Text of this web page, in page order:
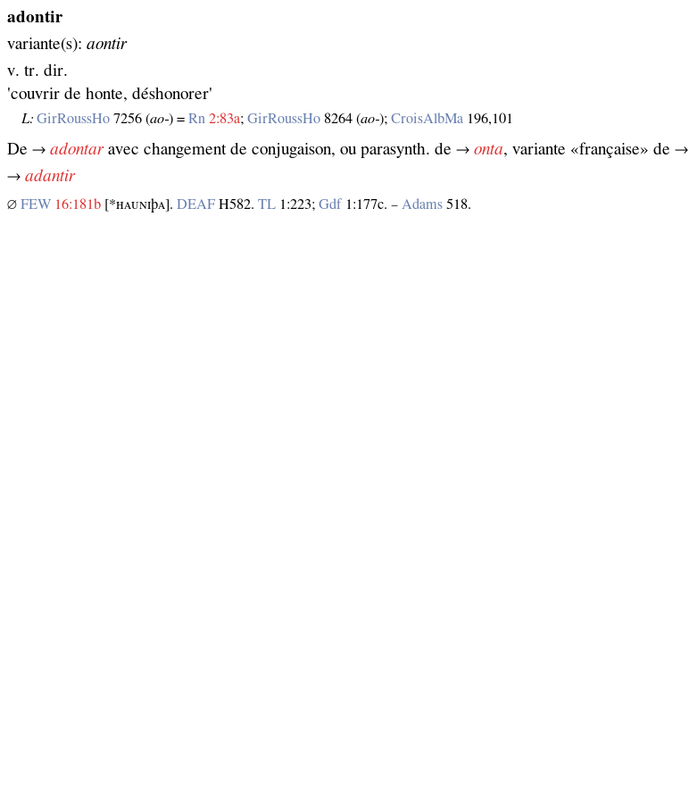
adontir
variante(s): aontir
v. tr. dir.
'couvrir de honte, déshonorer'
L: GirRoussHo 7256 (ao‑) =Rn 2:83a;GirRoussHo 8264 (ao‑);CroisAlbMa 196,101
De → adontaravec changement de conjugaison, ou parasynth. de → onta, variante «française» de →
→ adantir
∅ FEW 16:181b [*ʜᴀᴜɴɪþᴀ]. DEAF H582. TL 1:223; Gdf 1:177c. – Adams 518.